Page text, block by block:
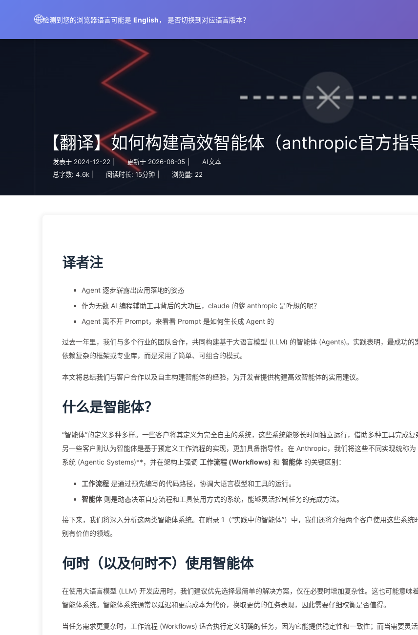
🌐检测到您的浏览器语言可能是 English， 是否切换到对应语言版本？
AIMeticulously
【翻译】如何构建高效智能体（anthropic官方
发表于 2024-12-22 更新于 2026-08-05
AI文本
总字数: 4.6k 阅读时长: 15分钟 浏览量: 22
译者注
Agent 逐步崭露出应用落地的姿态
作为无数 AI 编程辅助工具背后的大功臣，claude 的爹 anthropic 是咋想的呢？
Agent 离不开 Prompt，来看看 Prompt 是如何生长成 Agent 的
过去一年里，我们与多个行业的团队合作，共同构建基于大语言模型 (LLM) 的智能体 (Agents)。实践表明，最成功的
依赖复杂的框架或专业库，而是采用了简单、可组合的模式。
本文将总结我们与客户合作以及自主构建智能体的经验，为开发者提供构建高效智能体的实用建议。
什么是智能体？
“智能体”的定义多种多样。一些客户将其定义为完全自主的系统，这些系统能够长时间独立运行，借助多种工具完成复
另一些客户则认为智能体是基于预定义工作流程的实现，更加具备指导性。在 Anthropic，我们将这些不同实现统称
系统 (Agentic Systems)**，并在架构上强调 工作流程 (Workflows) 和 智能体 的关键区别：
工作流程 是通过预先编写的代码路径，协调大语言模型和工具的运行。
智能体 则是动态决策自身流程和工具使用方式的系统，能够灵活控制任务的完成方法。
接下来，我们将深入分析这两类智能体系统。在附录 1（“实践中的智能体”）中，我们还将介绍两个客户使用这些系统
别有价值的领域。
何时（以及何时不）使用智能体
在使用大语言模型 (LLM) 开发应用时，我们建议优先选择最简单的解决方案，仅在必要时增加复杂性。这也可能意味
智能体系统。智能体系统通常以延迟和更高成本为代价，换取更优的任务表现，因此需要仔细权衡是否值得。
当任务需求更复杂时，工作流程 (Workflows) 适合执行定义明确的任务，因为它能提供稳定性和一致性；而当需要灵